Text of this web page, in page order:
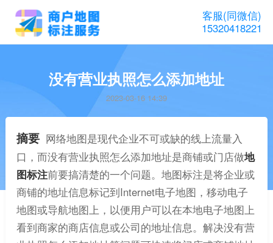
客服(同微信)
15320418221
没有营业执照怎么添加地址
2023-03-16 14:39
摘要 网络地图是现代企业不可或缺的线上流量入
口，而没有营业执照怎么添加地址是商铺或门店做地
图标注前要搞清楚的一个问题。地图标注是将企业或
商铺的地址信息标记到Internet电子地图，移动电子
地图或导航地图上，以便用户可以在本地电子地图上
看到商家的商店信息或公司的地址信息。解决没有营